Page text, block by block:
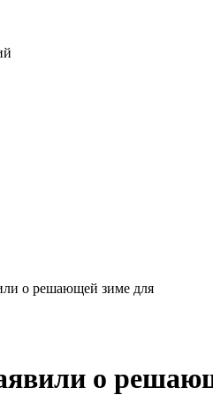
о решающей зиме для
о